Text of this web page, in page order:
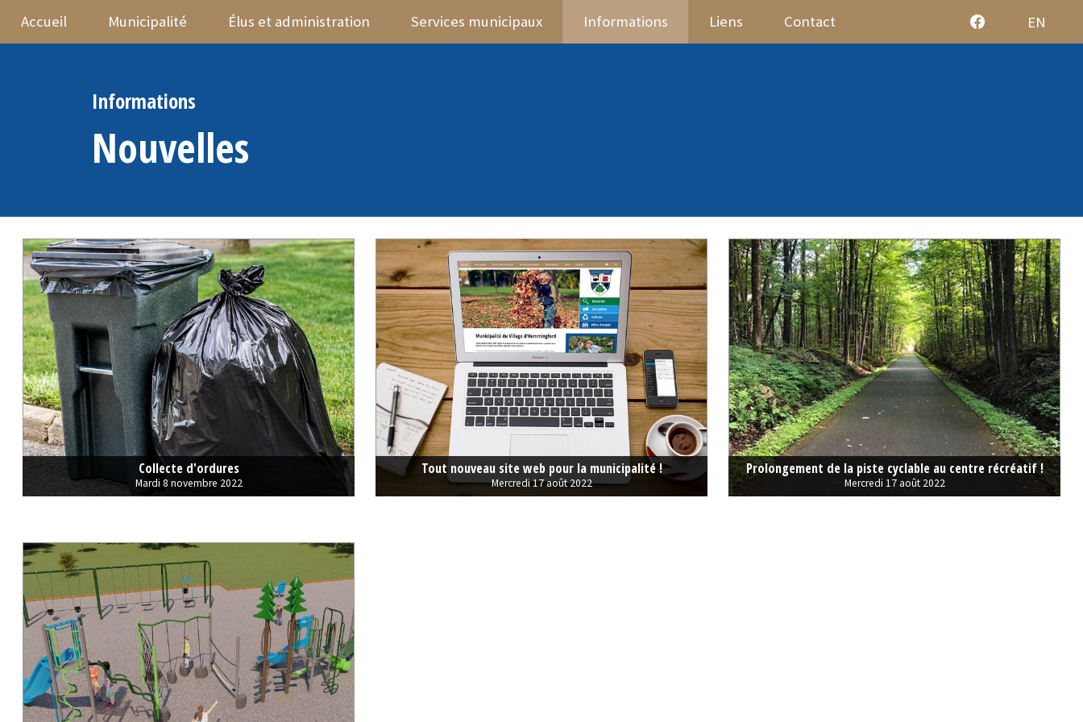
Accueil Municipalité Élus et administration Services municipaux Informations Liens Contact EN
Informations
Nouvelles
Collecte d'ordures
Mardi 8 novembre 2022
Tout nouveau site web pour la municipalité !
Mercredi 17 août 2022
Prolongement de la piste cyclable au centre récréatif !
Mercredi 17 août 2022